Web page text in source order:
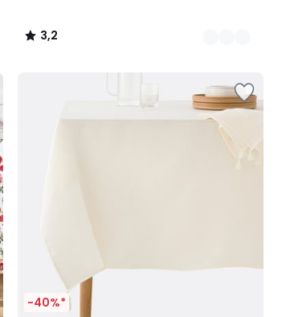
3,2
/
-40%*